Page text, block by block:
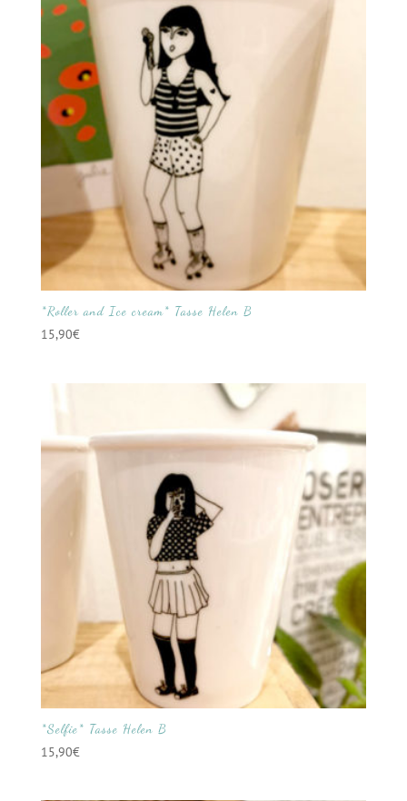
*Roller and Ice cream* Tasse Helen B
15,90€
*Selfie* Tasse Helen B
15,90€